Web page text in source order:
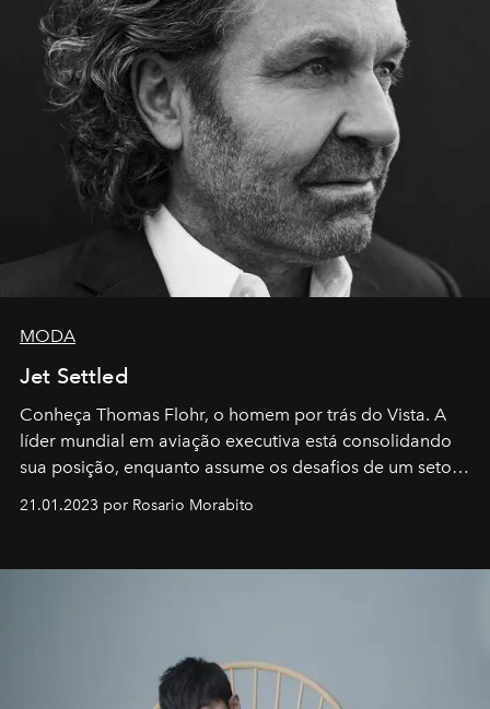
MODA
Jet Settled
Conheça Thomas Flohr, o homem por trás do Vista. A
líder mundial em aviação executiva está consolidando
sua posição, enquanto assume os desafios de um setor
em rápida evolução e redefinindo o conceito de luxo
21.01.2023 por Rosario Morabito